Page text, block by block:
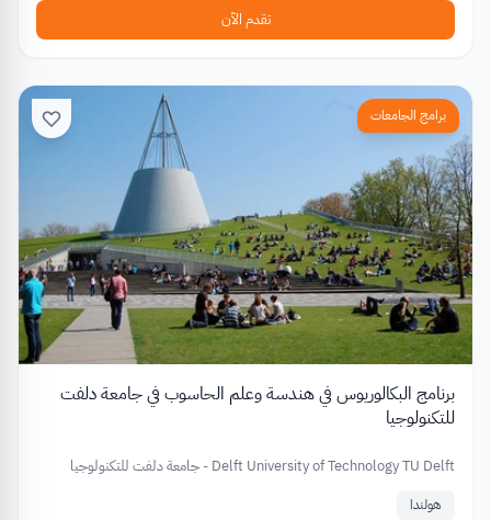
تقدم الآن
برامج الجامعات
برنامج البكالوريوس في هندسة وعلم الحاسوب في جامعة دلفت
للتكنولوجيا
Delft University of Technology TU Delft - جامعة دلفت للتكنولوجيا
هولندا